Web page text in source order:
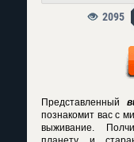
2095
Представленный
познакомит вас с
выживание.